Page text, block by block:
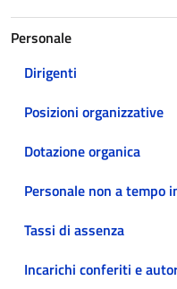
Personale
Dirigenti
Posizioni organizzative
Dotazione organica
Personale non a tempo
Tassi di assenza
Incarichi conferiti e